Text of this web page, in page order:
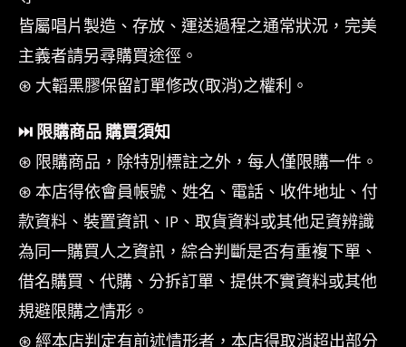
皆屬唱片製造、存放、運送過程之通常狀況，完美
主義者請另尋購買途徑。
⊛ 大韜黑膠保留訂單修改(取消)之權利。
⏭︎ 限購商品 購買須知
⊛ 限購商品，除特別標註之外，每人僅限購一件。
⊛ 本店得依會員帳號、姓名、電話、收件地址、付
款資料、裝置資訊、IP、取貨資料或其他足資辨識
為同一購買人之資訊，綜合判斷是否有重複下單、
借名購買、代購、分拆訂單、提供不實資料或其他
規避限購之情形。
⊛ 經本店判定有前述情形者，本店得取消超出部分